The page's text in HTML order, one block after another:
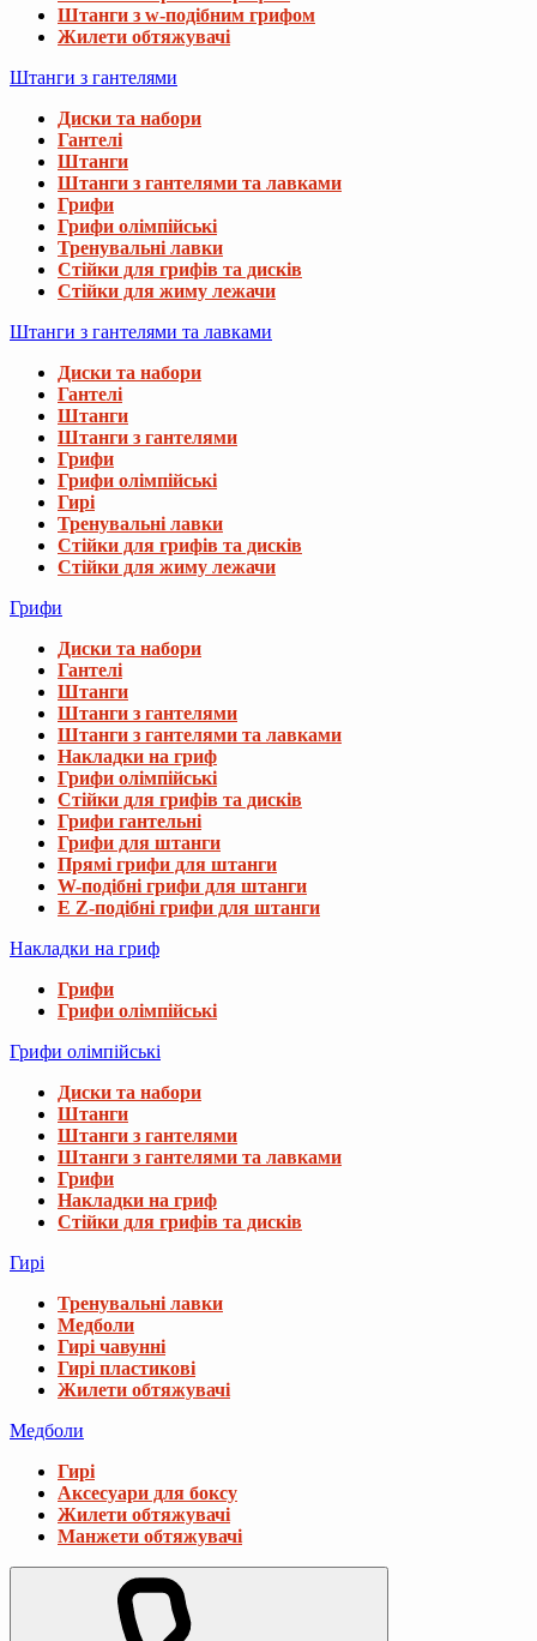
Штанги з w-подібним грифом
Жилети обтяжувачі
Штанги з гантелями
Диски та набори
Гантелі
Штанги
Штанги з гантелями та лавками
Грифи
Грифи олімпійські
Тренувальні лавки
Стійки для грифів та дисків
Стійки для жиму лежачи
Штанги з гантелями та лавками
Диски та набори
Гантелі
Штанги
Штанги з гантелями
Грифи
Грифи олімпійські
Гирі
Тренувальні лавки
Стійки для грифів та дисків
Стійки для жиму лежачи
Грифи
Диски та набори
Гантелі
Штанги
Штанги з гантелями
Штанги з гантелями та лавками
Накладки на гриф
Грифи олімпійські
Стійки для грифів та дисків
Грифи гантельні
Грифи для штанги
Прямі грифи для штанги
W-подібні грифи для штанги
E Z-подібні грифи для штанги
Накладки на гриф
Грифи
Грифи олімпійські
Грифи олімпійські
Диски та набори
Штанги
Штанги з гантелями
Штанги з гантелями та лавками
Грифи
Накладки на гриф
Стійки для грифів та дисків
Гирі
Тренувальні лавки
Медболи
Гирі чавунні
Гирі пластикові
Жилети обтяжувачі
Медболи
Гирі
Аксесуари для боксу
Жилети обтяжувачі
Манжети обтяжувачі